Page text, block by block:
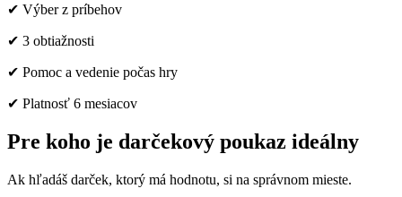
✔︎ Výber z príbehov
✔︎ 3 obtiažnosti
✔︎ Pomoc a vedenie počas hry
✔︎ Platnosť 6 mesiacov
Pre koho je darčekový poukaz ideálny
Ak hľadáš darček, ktorý má hodnotu, si na správnom mieste.